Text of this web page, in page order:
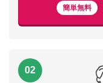
簡単無料
02